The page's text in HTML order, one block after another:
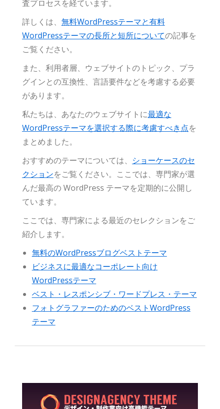
査プロセスを経ています。
詳しくは、 無料WordPressテーマと有料
WordPressテーマの長所と短所についての記事を
ご覧ください。
また、利用者層、ウェブサイトのトピック、プラ
グインとの互換性、言語要件などを考慮する必要
があります。
私たちは、あなたのウェブサイトに最適な
WordPressテーマを選択する際に考慮すべき点を
まとめました。
おすすめのテーマについては、
ショーケースのセ
クションをご覧ください。ここでは、専門家が選
んだ最高の WordPress テーマを定期的に公開し
ています。
ここでは、専門家による最近のセレクションをご
紹介します。
無料のWordPressブログベストテーマ
ビジネスに最適なコーポレート向け
WordPressテーマ
ベスト・レスポンシブ・ワードプレス・テーマ
フォトグラファーのためのベストWordPress
テーマ